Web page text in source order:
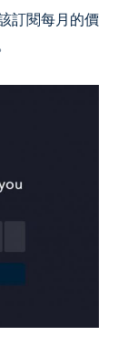
訂閱每月的價